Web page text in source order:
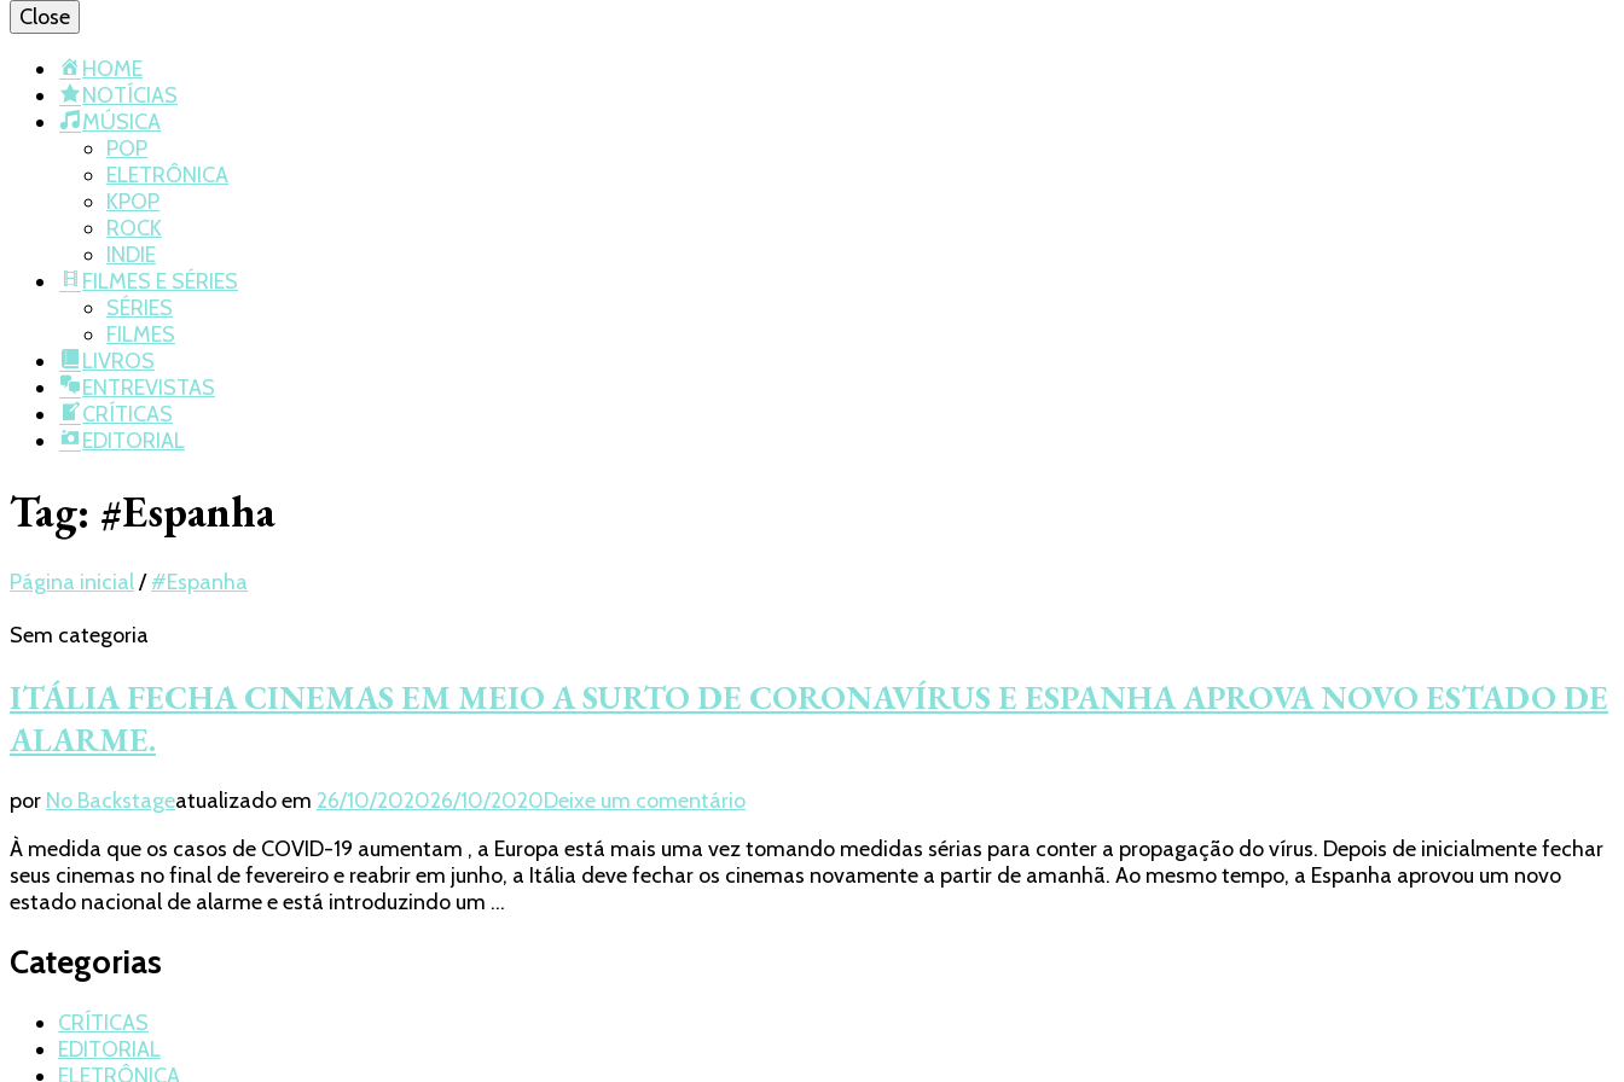
Close
HOME
NOTÍCIAS
MÚSICA
POP
ELETRÔNICA
KPOP
ROCK
INDIE
FILMES E SÉRIES
SÉRIES
FILMES
LIVROS
ENTREVISTAS
CRÍTICAS
EDITORIAL
Tag: #Espanha
Página inicial/ #Espanha
Sem categoria
ITÁLIA FECHA CINEMAS EM MEIO A SURTO DE CORONAVÍRUS E ESPANHA APROVA NOVO ESTADO DE
ALARME.
por No Backstageatualizado em 26/10/202026/10/2020Deixe um comentárioem
FECHA
CINEMAS
À medida que os casos de COVID-19 aumentam , a Europa está mais uma vez tomando medidas sérias para conter a propagação do vírus. Depois de inicialmente fechar
seus cinemas no final de fevereiro e reabrir em junho, a Itália deve fechar os cinemas novamente a partir de amanhã. Ao mesmo tempo, a Espanha aprovou um novo
estado nacional de alarme e está introduzindo um …
Categorias
CRÍTICAS
EDITORIAL
ELETRÔNICA